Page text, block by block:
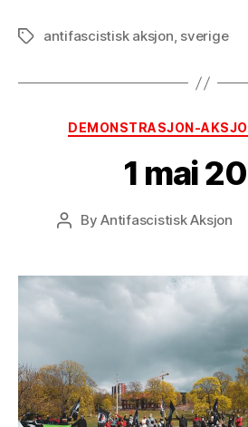
Tagsantifascistisk aksjon, sverige
DEMONSTRASJON-
1 mai
PostByAntifascistisk Aksjon